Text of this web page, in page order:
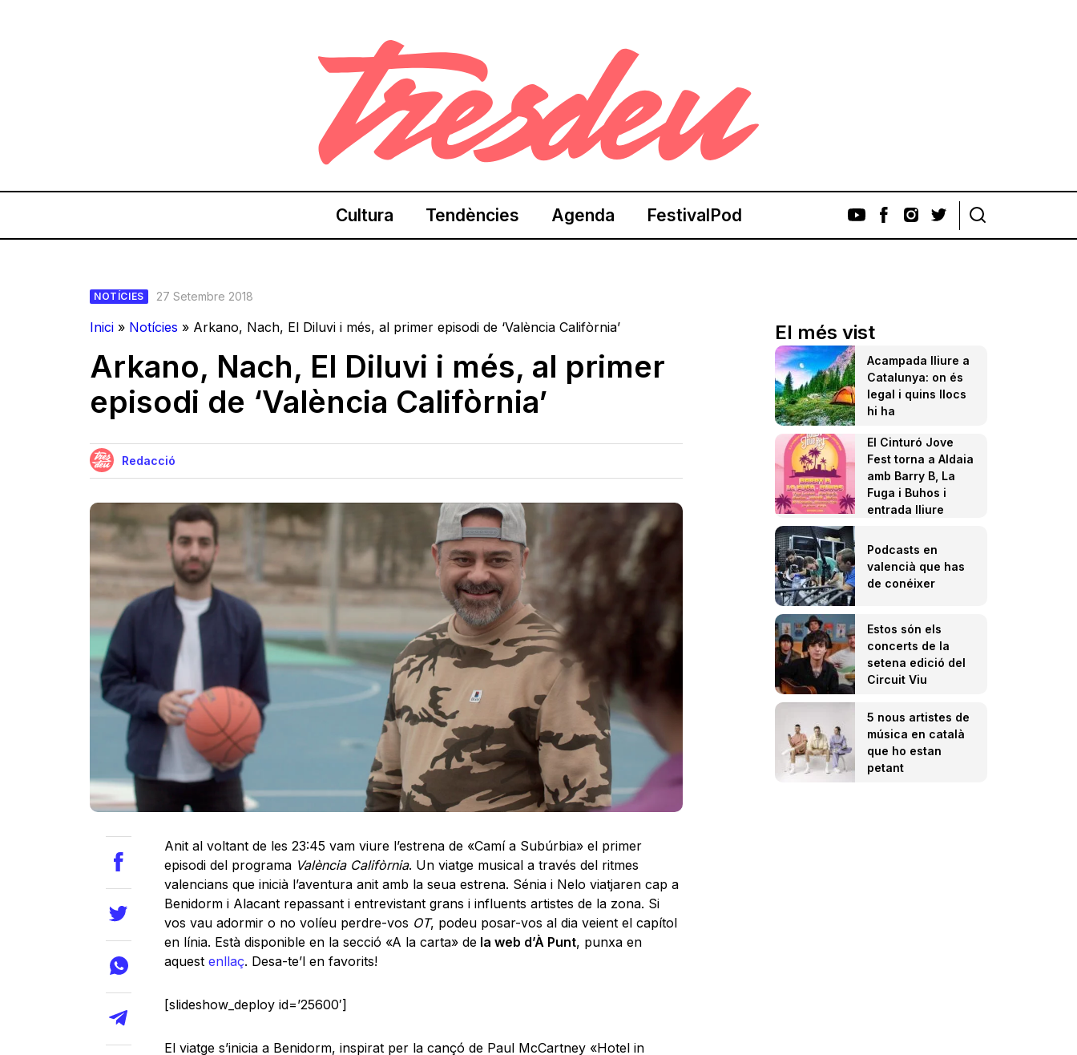
Cultura Tendències Agenda FestivalPod
NOTÍCIES 27 Setembre 2018
Inici » Notícies » Arkano, Nach, El Diluvi i més, al primer episodi de ‘València Califòrnia’
Arkano, Nach, El Diluvi i més, al primer
episodi de ‘València Califòrnia’
Redacció
Anit al voltant de les 23:45 vam viure l’estrena de «Camí a Subúrbia» el primer
episodi del programa València Califòrnia. Un viatge musical a través del ritmes
valencians que inicià l’aventura anit amb la seua estrena. Sénia i Nelo viatjaren cap a
Benidorm i Alacant repassant i entrevistant grans i influents artistes de la zona. Si
vos vau adormir o no volíeu perdre-vos OT, podeu posar-vos al dia veient el capítol
en línia. Està disponible en la secció «A la carta» dela web d’À Punt, punxa en
aquest enllaç. Desa-te’l en favorits!
[slideshow_deploy id=’25600′]
El viatge s’inicia a Benidorm, inspirat per la cançó de Paul McCartney «Hotel in
El més vist
Acampada lliure a
Catalunya: on és
legal i quins llocs
hi ha
El Cinturó Jove
Fest torna a Aldaia
amb Barry B, La
Fuga i Buhos i
entrada lliure
Podcasts en
valencià que has
de conéixer
Estos són els
concerts de la
setena edició del
Circuit Viu
5 nous artistes de
música en català
que ho estan
petant